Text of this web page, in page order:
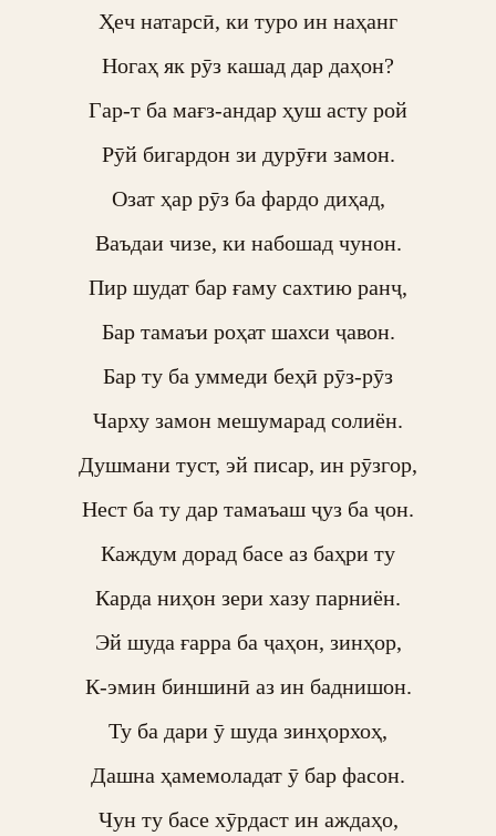
Ҳеч натарсӣ, ки туро ин наҳанг
Ногаҳ як рӯз кашад дар даҳон?
Гар-т ба мағз-андар ҳуш асту рой
Рӯй бигардон зи дурӯғи замон.
Озат ҳар рӯз ба фардо диҳад,
Ваъдаи чизе, ки набошад чунон.
Пир шудат бар ғаму сахтию ранҷ,
Бар тамаъи роҳат шахси ҷавон.
Бар ту ба уммеди беҳӣ рӯз-рӯз
Чарху замон мешумарад солиён.
Душмани туст, эй писар, ин рӯзгор,
Нест ба ту дар тамаъаш ҷуз ба ҷон.
Каждум дорад басе аз баҳри ту
Карда ниҳон зери хазу парниён.
Эй шуда ғарра ба ҷаҳон, зинҳор,
К-эмин биншинӣ аз ин баднишон.
Ту ба дари ӯ шуда зинҳорхоҳ,
Дашна ҳамемоладат ӯ бар фасон.
Чун ту басе хӯрдаст ин аждаҳо,